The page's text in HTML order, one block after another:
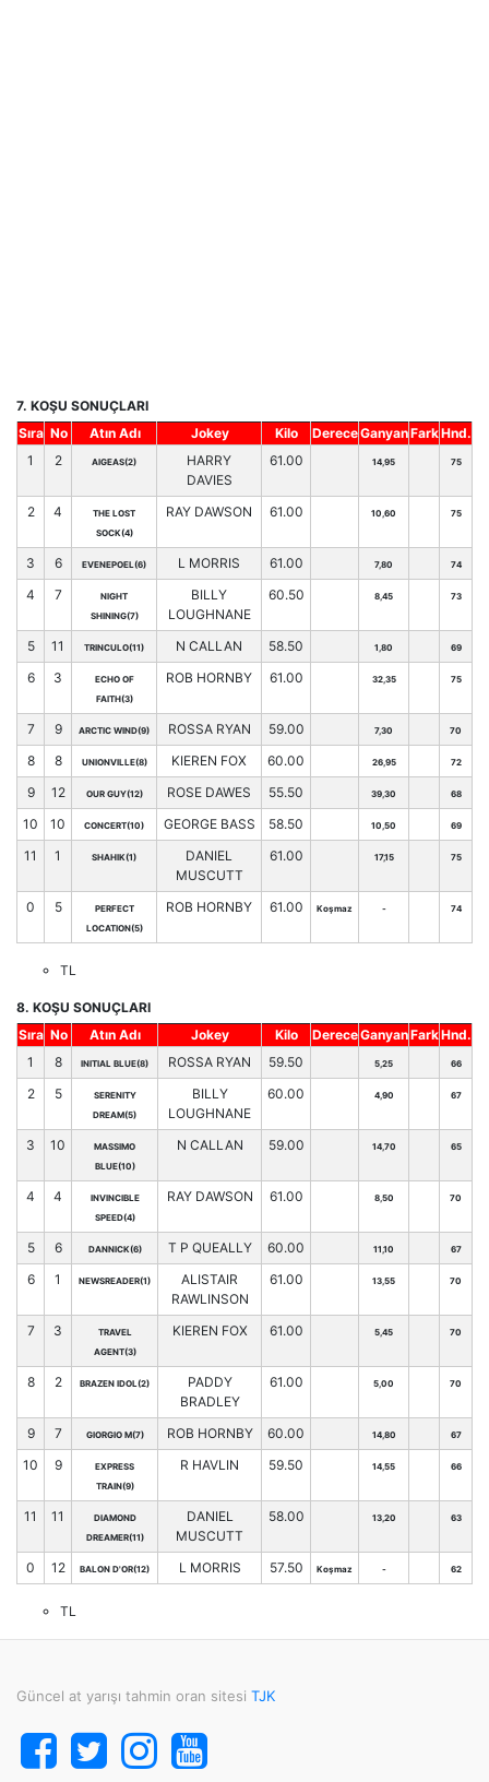
7. KOŞU SONUÇLARI
Sıra No Atın Adı Jokey Kilo DereceGanyanFarkHnd.
1
2 AIGEAS(2)
HARRY
DAVIES
61.00 14,95 75
2 4
THE LOST
SOCK(4)
RAY DAWSON 61.00 10,60 75
3 6 EVENEPOEL(6) L MORRIS 61.00 7,80 74
4 7
NIGHT
SHINING(7)
BILLY
LOUGHNANE
60.50 8,45 73
5 11 TRINCULO(11) N CALLAN 58.50 1,80 69
6 3
ECHO OF
FAITH(3)
ROB HORNBY 61.00 32,35 75
7 9 ARCTIC WIND(9) ROSSA RYAN 59.00 7,30 70
8 8 UNIONVILLE(8) KIEREN FOX 60.00 26,95 72
9 12 OUR GUY(12) ROSE DAWES 55.50 39,30 68
10 10 CONCERT(10) GEORGE BASS 58.50 10,50 69
11 1 SHAHIK(1)
DANIEL
MUSCUTT
61.00 17,15 75
0 5
PERFECT
LOCATION(5)
ROB HORNBY 61.00 Koşmaz - 74
TL
8. KOŞU SONUÇLARI
Sıra No Atın Adı Jokey Kilo DereceGanyanFarkHnd.
1
8 INITIAL BLUE(8) ROSSA RYAN 59.50 5,25 66
2 5
SERENITY
DREAM(5)
BILLY
LOUGHNANE
60.00 4,90 67
3 10
MASSIMO
BLUE(10)
N CALLAN 59.00 14,70 65
4 4
INVINCIBLE
SPEED(4)
RAY DAWSON 61.00 8,50 70
5 6 DANNICK(6) T P QUEALLY 60.00 11,10 67
6 1 NEWSREADER(1)
ALISTAIR
RAWLINSON
61.00 13,55 70
7 3
TRAVEL
AGENT(3)
KIEREN FOX 61.00 5,45 70
8 2 BRAZEN IDOL(2)
PADDY
BRADLEY
61.00 5,00 70
9 7 GIORGIO M(7) ROB HORNBY 60.00 14,80 67
10 9
EXPRESS
TRAIN(9)
R HAVLIN 59.50 14,55 66
11 11
DIAMOND
DREAMER(11)
DANIEL
MUSCUTT
58.00 13,20 63
0 12 BALON D'OR(12) L MORRIS 57.50 Koşmaz - 62
TL
Güncel at yarışı tahmin oran sitesi TJK